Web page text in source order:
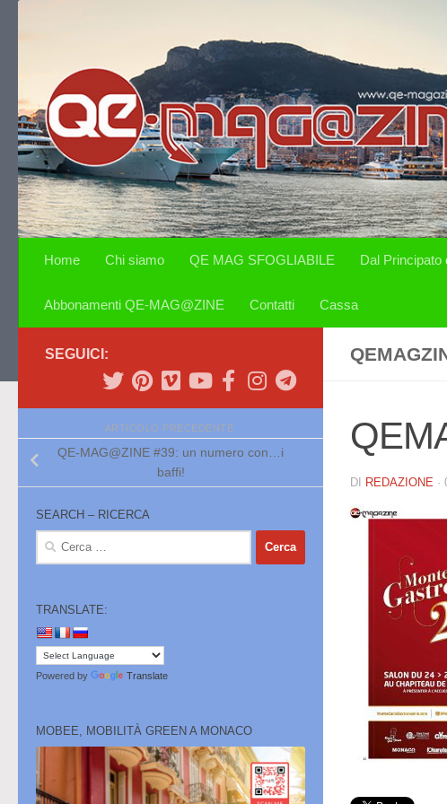
Home Chi siamo QE MAG SFOGLIABILE Dal Principato
Abbonamenti QE-MAG@ZINE Contatti Cassa
DI REDAZIONE ·
SEGUICI:
ARTICOLO PRECEDENTE
QE-MAG@ZINE #39: un numero con…i
baffi!
SEARCH – RICERCA
Ricerca
TRANSLATE:
Powered by Translate
MOBEE, MOBILITÀ GREEN A MONACO